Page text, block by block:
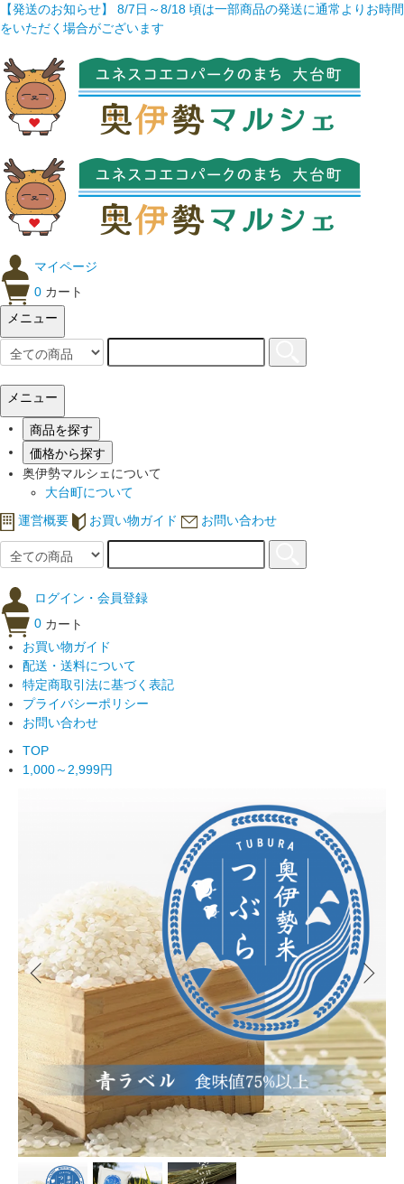
【発送のお知らせ】 8/7日～8/18 頃は一部商品の発送に通常よりお時間
をいただく場合がございます
マイページ
0 カート
メニュー
メニュー
商品を探す
価格から探す
奥伊勢マルシェについて
大台町について
運営概要
お買い物ガイド お問い合わせ
ログイン・会員登録
0 カート
お買い物ガイド
配送・送料について
特定商取引法に基づく表記
プライバシーポリシー
お問い合わせ
TOP
1,000～2,999円